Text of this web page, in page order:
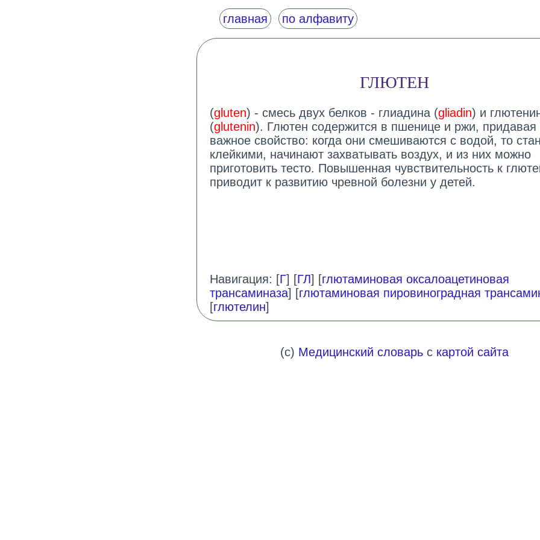
главная по алфавиту
ГЛЮТЕН
(gluten) - смесь двух белков - глиадина (gliadin) и
(glutenin). Глютен содержится в пшенице и ржи, придавая
важное свойство: когда они смешиваются с водой, то
клейкими, начинают захватывать воздух, и из них можно
приготовить тесто. Повышенная чувствительность к
приводит к развитию чревной болезни у детей.
Навигация: [Г] [ГЛ] [глютаминовая оксалоацетиновая
трансаминаза] [глютаминовая пировиноградная
[глютелин]
(c) Медицинский словарьс картой сайта